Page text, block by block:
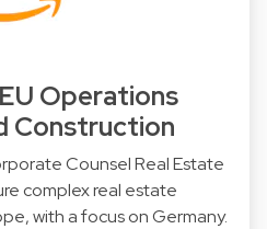
Operations
Construction
Counsel Real Estate
complex real estate
with a focus on Germany.